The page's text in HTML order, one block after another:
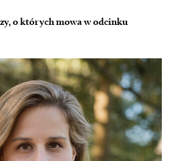
o których mowa w odcinku